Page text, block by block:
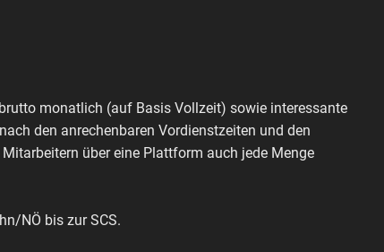
monatlich (auf Basis Vollzeit) sowie interessante
den anrechenbaren Vordienstzeiten und den
über eine Plattform auch jede Menge
NÖ bis zur SCS.